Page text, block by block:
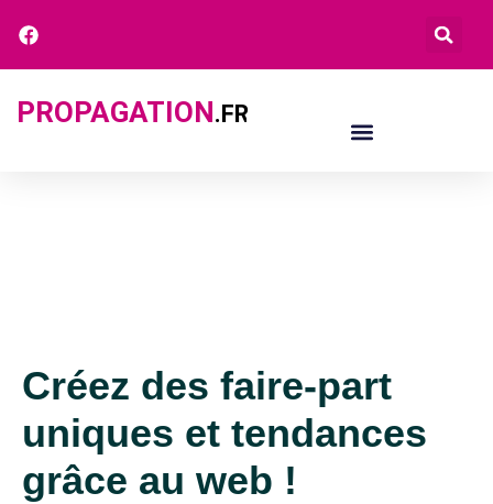
PROPAGATION.FR
Créez des faire-part
uniques et tendances
grâce au web !